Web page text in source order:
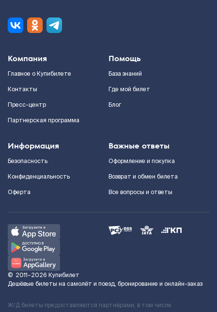
Компания
Главное о Купибилете
Контакты
Пресс-центр
Партнерская программа
Помощь
База знаний
Где мой билет
Блог
Информация
Безопасность
Конфиденциальность
Оферта
Важные ответы
Оформление и покупка
Возврат и обмен билета
Все вопросы и ответы
© 2011–2026 Купибилет
Дешёвые билеты на самолёт и поезд, бронирование и онлайн-заказ
Ж/Д билеты предоставляются партнёрами, в том числе